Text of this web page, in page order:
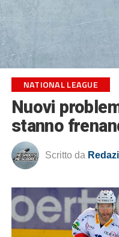
NATIONAL LEAGUE
Nuovi
stanno
Scritto da